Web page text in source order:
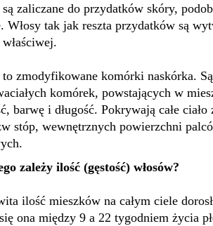
są zaliczane do przydatków skóry,
Włosy tak jak reszta przydatków są
to zmodyfikowane komórki naskórka.
komórek, powstających w
barwę i długość. Pokrywają całe
stóp, wewnętrznych powierzchni
zależy ilość (gęstość) włosów?
ilość mieszków na całym ciele
ona między 9 a 22 tygodniem życia